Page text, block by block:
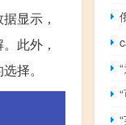
显示，
此外，
择。